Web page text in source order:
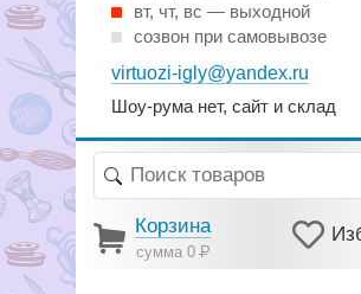
вт, чт, вс — выходной
созвон при самовывозе
virtuozi-igly@yandex.ru
Шоу-рума нет, сайт и склад
Корзина
сумма 0Р